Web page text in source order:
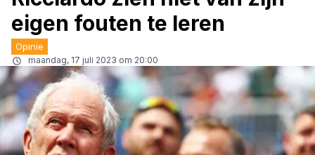
eigen fouten te leren
Opinie
maandag, 17 juli 2023 om 20:00